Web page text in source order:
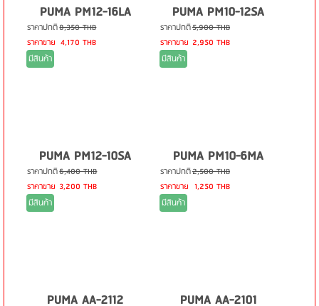
PUMA PM12-16LA
ราคาปกติ8,350 THB
ราคาขาย 4,170 THB
มีสินค้า
PUMA PM10-12SA
ราคาปกติ5,900 THB
ราคาขาย 2,950 THB
มีสินค้า
PUMA PM12-10SA
ราคาปกติ6,400 THB
ราคาขาย 3,200 THB
มีสินค้า
PUMA PM10-6MA
ราคาปกติ2,500 THB
ราคาขาย 1,250 THB
มีสินค้า
PUMA AA-2112 PUMA AA-2101